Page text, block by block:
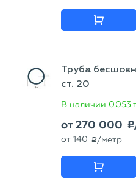
Труба
ст. 20
В наличии 0.053
от270 000 p
от 140 p /метр